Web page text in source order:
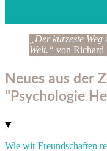
„Der kürzeste
Welt.“ von Richard
Neues aus der
"Psychologie
Wie wir Freundschaften